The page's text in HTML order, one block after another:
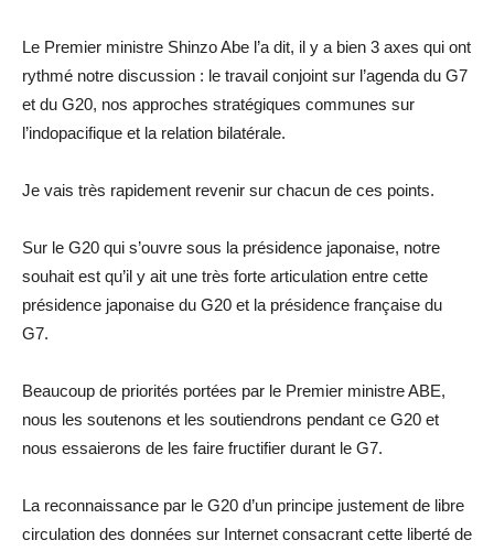
Le Premier ministre Shinzo Abe l’a dit, il y a bien 3 axes qui ont
rythmé notre discussion : le travail conjoint sur l’agenda du G7
et du G20, nos approches stratégiques communes sur
l’indopacifique et la relation bilatérale.
Je vais très rapidement revenir sur chacun de ces points.
Sur le G20 qui s’ouvre sous la présidence japonaise, notre
souhait est qu’il y ait une très forte articulation entre cette
présidence japonaise du G20 et la présidence française du
G7.
Beaucoup de priorités portées par le Premier ministre ABE,
nous les soutenons et les soutiendrons pendant ce G20 et
nous essaierons de les faire fructifier durant le G7.
La reconnaissance par le G20 d’un principe justement de libre
circulation des données sur Internet consacrant cette liberté de